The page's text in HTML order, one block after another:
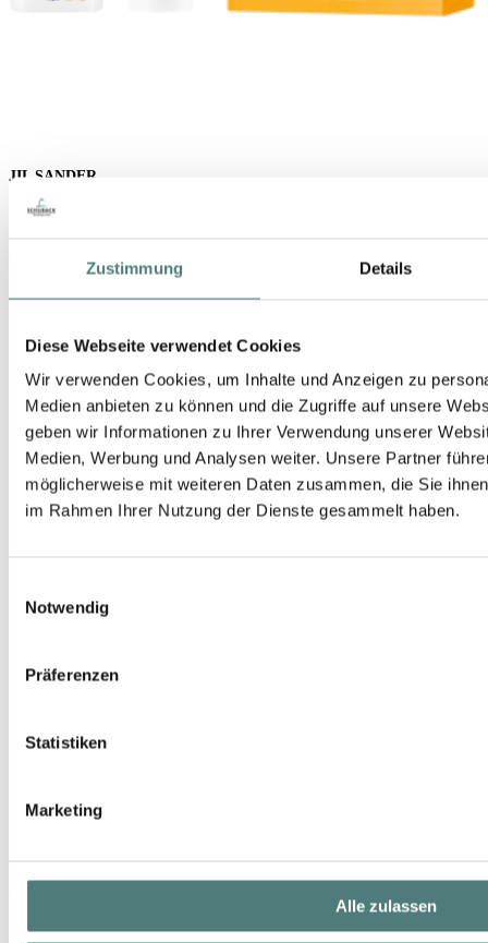
Zustimmung Details
Diese Webseite verwendet Cookies
Wir verwenden Cookies, um Inhalte und Anzeigen zu
Medien anbieten zu können und die Zugriffe auf unsere
geben wir Informationen zu Ihrer Verwendung unserer
Medien, Werbung und Analysen weiter. Unsere Partner
möglicherweise mit weiteren Daten zusammen, die Sie
im Rahmen Ihrer Nutzung der Dienste gesammelt haben.
Notwendig
Präferenzen
Statistiken
Marketing
Alle zulassen
JIL SANDER
Fragrance Set
JIL SANDER
Shower